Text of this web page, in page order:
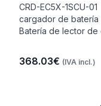
CRD-EC5X-1SCU-01
cargador de batería
Batería de lector de
368.03€ (IVA incl.)